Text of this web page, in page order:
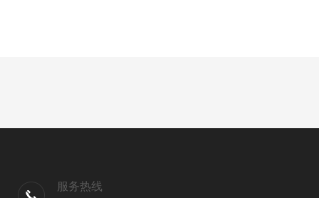
服务热线